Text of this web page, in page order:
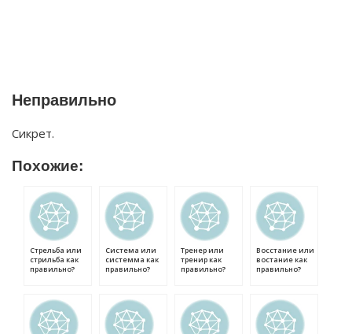
Неправильно
Сикрет.
Похожие:
Стрельба или
стрильба как
правильно?
Система или
системма как
правильно?
Тренер или
тренир как
правильно?
Восстание или
востание как
правильно?